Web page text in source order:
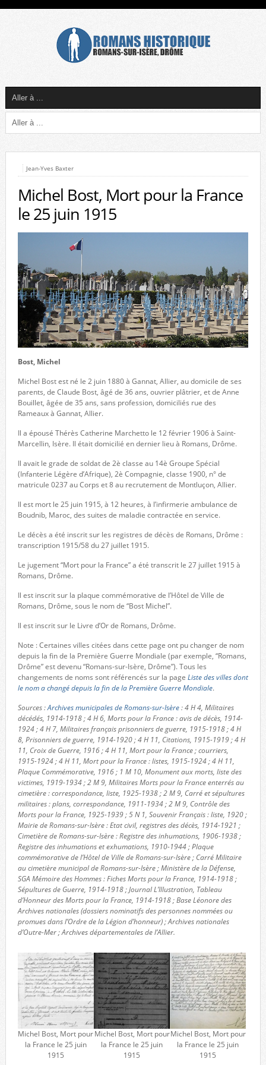
Jean-Yves Baxter
Michel Bost, Mort pour la France
le 25 juin 1915
Bost, Michel
Michel Bost est né le 2 juin 1880 à Gannat, Allier, au domicile de ses
parents, de Claude Bost, âgé de 36 ans, ouvrier plâtrier, et de Anne
Bouillet, âgée de 35 ans, sans profession, domiciliés rue des
Rameaux à Gannat, Allier.
Il a épousé Thérès Catherine Marchetto le 12 février 1906 à Saint-
Marcellin, Isère. Il était domicilié en dernier lieu à Romans, Drôme.
Il avait le grade de soldat de 2è classe au 14è Groupe Spécial
(Infanterie Légère d’Afrique), 2è Compagnie, classe 1900, n° de
matricule 0237 au Corps et 8 au recrutement de Montluçon, Allier.
Il est mort le 25 juin 1915, à 12 heures, à l’infirmerie ambulance de
Boudnib, Maroc, des suites de maladie contractée en service.
Le décès a été inscrit sur les registres de décès de Romans, Drôme :
transcription 1915/58 du 27 juillet 1915.
Le jugement “Mort pour la France” a été transcrit le 27 juillet 1915 à
Romans, Drôme.
Il est inscrit sur la plaque commémorative de l’Hôtel de Ville de
Romans, Drôme, sous le nom de “Bost Michel”.
Il est inscrit sur le Livre d’Or de Romans, Drôme.
Note : Certaines villes citées dans cette page ont pu changer de nom
depuis la fin de la Première Guerre Mondiale (par exemple, “Romans,
Drôme” est devenu “Romans-sur-Isère, Drôme”). Tous les
changements de noms sont référencés sur la page Liste des villes dont
le nom a changé depuis la fin de la Première Guerre Mondiale.
Sources :Archives municipales de Romans-sur-Isère: 4 H 4, Militaires
décédés, 1914-1918 ; 4 H 6, Morts pour la France : avis de décès, 1914-
1924 ; 4 H 7, Militaires français prisonniers de guerre, 1915-1918 ; 4 H
8, Prisonniers de guerre, 1914-1920 ; 4 H 11, Citations, 1915-1919 ; 4 H
11, Croix de Guerre, 1916 ; 4 H 11, Mort pour la France ; courriers,
1915-1924 ; 4 H 11, Mort pour la France : listes, 1915-1924 ; 4 H 11,
Plaque Commémorative, 1916 ; 1 M 10, Monument aux morts, liste des
victimes, 1919-1934 ; 2 M 9, Militaires Morts pour la France enterrés au
cimetière : correspondance, liste, 1925-1938 ; 2 M 9, Carré et sépultures
militaires : plans, correspondance, 1911-1934 ; 2 M 9, Contrôle des
Morts pour la France, 1925-1939 ; 5 N 1, Souvenir Français : liste, 1920 ;
Mairie de Romans-sur-Isère : Etat civil, registres des décès, 1914-1921 ;
Cimetière de Romans-sur-Isère : Registre des inhumations, 1906-1938 ;
Registre des inhumations et exhumations, 1910-1944 ; Plaque
commémorative de l’Hôtel de Ville de Romans-sur-Isère ; Carré Militaire
au cimetière municipal de Romans-sur-Isère ; Ministère de la Défense,
SGA Mémoire des Hommes : Fiches Morts pour la France, 1914-1918 ;
Sépultures de Guerre, 1914-1918 ; Journal L’Illustration, Tableau
d’Honneur des Morts pour la France, 1914-1918 ; Base Léonore des
Archives nationales (dossiers nominatifs des personnes nommées ou
promues dans l’Ordre de la Légion d’honneur) ; Archives nationales
d’Outre-Mer ; Archives départementales de l’Allier.
Michel Bost, Mort pour
la France le 25 juin
1915
Michel Bost, Mort pour
la France le 25 juin
1915
Michel Bost, Mort pour
la France le 25 juin
1915